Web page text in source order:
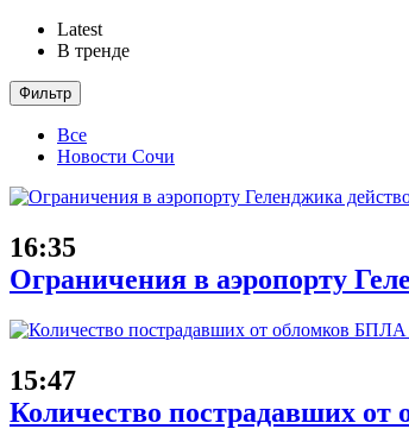
Latest
В тренде
Фильтр
Все
Новости Сочи
16:35
Ограничения в аэропорту
15:47
Количество пострадавших